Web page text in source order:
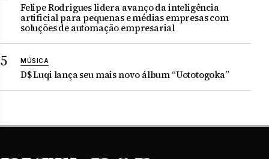
Felipe Rodrigues lidera avanço da inteligência
artificial para pequenas e médias empresas com
soluções de automação empresarial
MÚSICA
D$ Luqi lança seu mais novo álbum “Uototogoka”